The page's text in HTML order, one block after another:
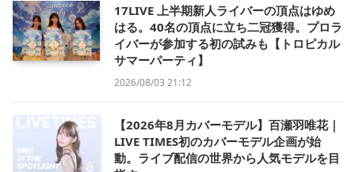
17LIVE 上半期新人ライバーの頂点はゆめ
はる。40名の頂点に立ち二冠獲得。プロラ
イバーが参加する初の試みも【トロピカル
サマーパーティ】
2026/08/03 21:12
【2026年8月カバーモデル】百瀬羽唯花｜
LIVE TIMES初のカバーモデル企画が始
動。ライブ配信の世界から人気モデルを目